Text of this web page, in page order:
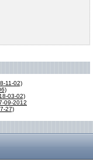
11-02)
03-02)
09-2012
27)